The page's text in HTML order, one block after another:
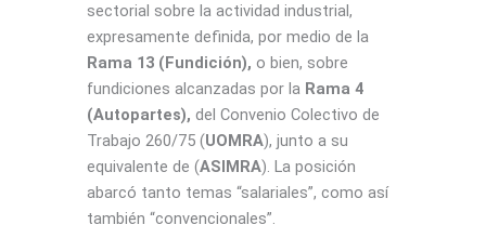
sectorial sobre la actividad industrial,
expresamente definida, por medio de la
Rama 13 (Fundición), o bien, sobre
fundiciones alcanzadas por la Rama 4
(Autopartes), del Convenio Colectivo de
Trabajo 260/75 (UOMRA), junto a su
equivalente de (ASIMRA). La posición
abarcó tanto temas “salariales”, como así
también “convencionales”.